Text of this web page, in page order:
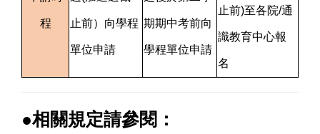
程 止前）向學程
單位申請
期期中考前向
學程單位申請
止前)至各院/通
識教育中心報
名
●相關規定請參閱：